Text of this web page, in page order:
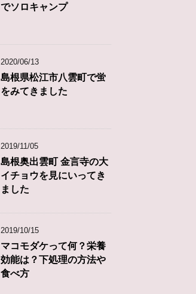
でソロキャンプ
2020/06/13
島根県松江市八雲町で蛍
をみてきました
2019/11/05
島根奥出雲町 金言寺の大
イチョウを見にいってき
ました
2019/10/15
マコモダケって何？栄養
効能は？下処理の方法や
食べ方